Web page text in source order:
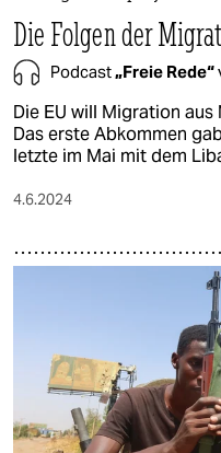
Die Folgen der
Podcast„Freie Rede“
Die EU will Migration
Das erste Abkommen
letzte im Mai mit dem
4.6.2024